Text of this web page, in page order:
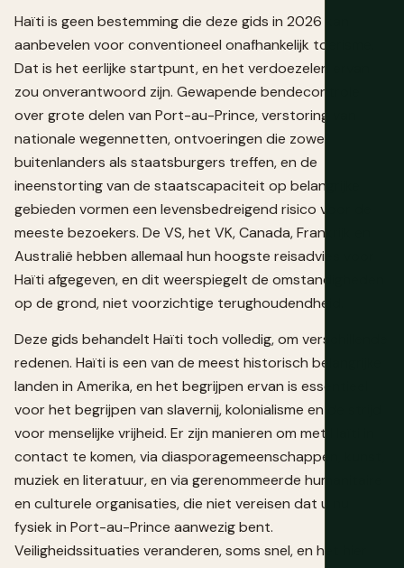
Haïti is geen bestemming die deze gids in 2026 kan
aanbevelen voor conventioneel onafhankelijk toerisme.
Dat is het eerlijke startpunt, en het verdoezelen ervan
zou onverantwoord zijn. Gewapende bendecontrole
over grote delen van Port-au-Prince, verstoring van
nationale wegennetten, ontvoeringen die zowel
buitenlanders als staatsburgers treffen, en de
ineenstorting van de staatscapaciteit op belangrijke
gebieden vormen een levensbedreigend risico voor de
meeste bezoekers. De VS, het VK, Canada, Frankrijk en
Australië hebben allemaal hun hoogste reisadvies voor
Haïti afgegeven, en dit weerspiegelt de omstandigheden
op de grond, niet voorzichtige terughoudendheid.
Deze gids behandelt Haïti toch volledig, om verschillende
redenen. Haïti is een van de meest historisch belangrijke
landen in Amerika, en het begrijpen ervan is essentieel
voor het begrijpen van slavernij, kolonialisme en de strijd
voor menselijke vrijheid. Er zijn manieren om met Haïti in
contact te komen, via diasporagemeenschappen, kunst,
muziek en literatuur, en via gerenommeerde humanitaire
en culturele organisaties, die niet vereisen dat u nu
fysiek in Port-au-Prince aanwezig bent.
Veiligheidssituaties veranderen, soms snel, en het hier